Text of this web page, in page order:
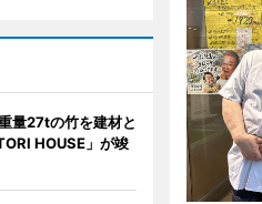
量27tの竹を建材と
HOUSE」が竣